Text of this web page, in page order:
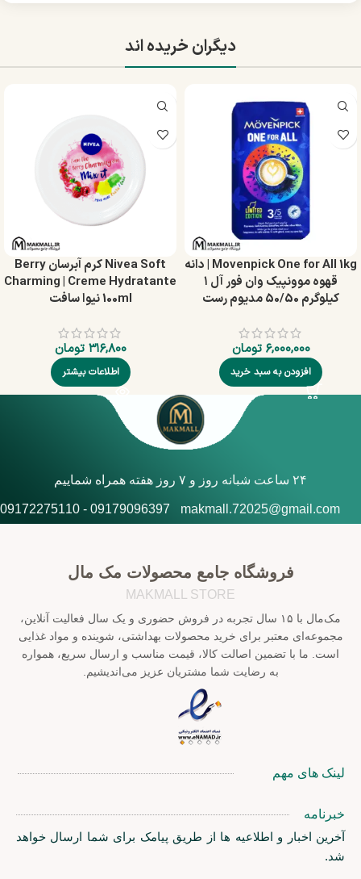
دیگران خریده اند
Movenpick One for All 1kg | دانه
قهوه موونپیک وان فور آل ۱
کیلوگرم 50/50 مدیوم رست
۶,۰۰۰,۰۰۰ تومان
افزودن به سبد خرید
Nivea Soft کرم آبرسان Berry
Charming | Creme Hydratante
100ml نیوا سافت
۳۱۶,۸۰۰ تومان
اطلاعات بیشتر
۲۴ ساعت شبانه روز و ۷ روز هفته همراه شماییم
makmall.72025@gmail.com
09179096397 - 09172275110
فروشگاه جامع محصولات مک مال
MAKMALL STORE
مک‌مال با ۱۵ سال تجربه در فروش حضوری و یک سال فعالیت آنلاین،
مجموعه‌ای معتبر برای خرید محصولات بهداشتی، شوینده و مواد غذایی
است. ما با تضمین اصالت کالا، قیمت مناسب و ارسال سریع، همواره
به رضایت شما مشتریان عزیز می‌اندیشیم.
لینک های مهم
خبرنامه
آخرین اخبار و اطلاعیه ها از طریق پیامک برای شما ارسال خواهد
شد.